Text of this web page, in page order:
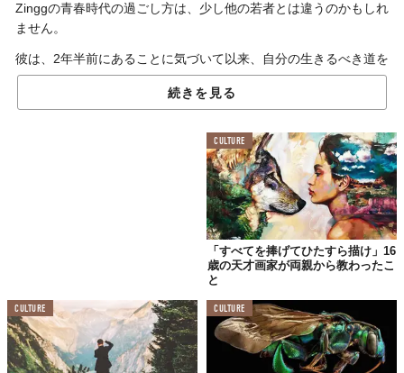
Zinggの青春時代の過ごし方は、少し他の若者とは違うのかもしれ
ません。
彼は、2年半前にあることに気づいて以来、自分の生きるべき道を
突き進んでいるのです。その気づいたことというのは、生まれ育
ったスイスのとてつもない美しさ。
どうして…どうして、
こんなに綺麗なんだろう。
続きを見る
CULTURE
「すべてを捧げてひたすら描け」16
歳の天才画家が両親から教わったこ
と
CULTURE CULTURE